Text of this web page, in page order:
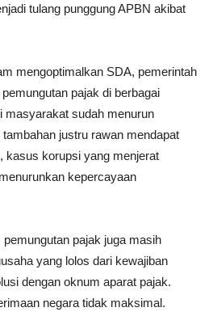
tulang punggung APBN akibat
mengoptimalkan SDA, pemerintah
pajak di berbagai
masyarakat sudah menurun
justru rawan mendapat
kasus korupsi yang menjerat
kepercayaan
pajak juga masih
yang lolos dari kewajiban
dengan oknum aparat pajak.
negara tidak maksimal.